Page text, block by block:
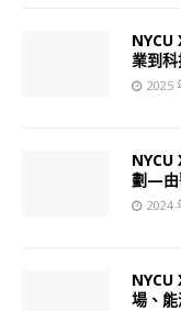
NYCU
業到
2025
NYCU
劃—由
2024
NYCU
場、